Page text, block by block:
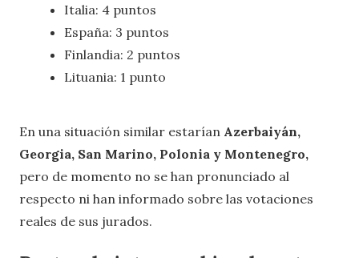
Italia: 4 puntos
España: 3 puntos
Finlandia: 2 puntos
Lituania: 1 punto
En una situación similar estarían Azerbaiyán,
Georgia, San Marino, Polonia y Montenegro,
pero de momento no se han pronunciado al
respecto ni han informado sobre las votaciones
reales de sus jurados.